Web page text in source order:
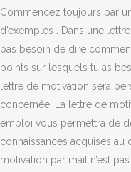
Commencez toujours par
d’exemples . Dans une
pas besoin de dire
points sur lesquels tu as
lettre de motivation sera
concernée. La lettre de
emploi vous permettra de
connaissances acquises
motivation par mail n’est